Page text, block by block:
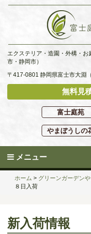
Skip
エクステリア・造園・外構・
市・静岡市）
〒417-0801 静岡県富士市大淵
無料見
富士庭苑
やまぼうしの
メニュー
ホーム > グリーンガーデン
８日入荷
新入荷情報